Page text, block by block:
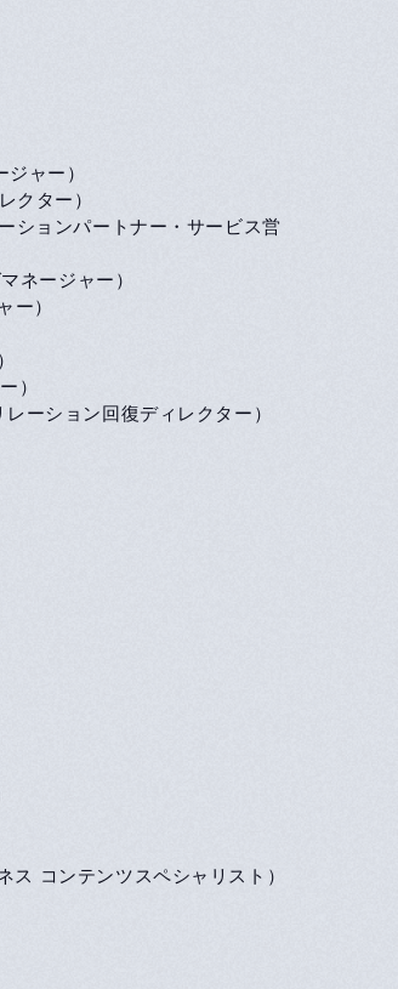
ャー）
クター）
ションパートナー・サービス営
ネージャー）
ー）
）
レーション回復ディレクター）
ス コンテンツスペシャリスト）